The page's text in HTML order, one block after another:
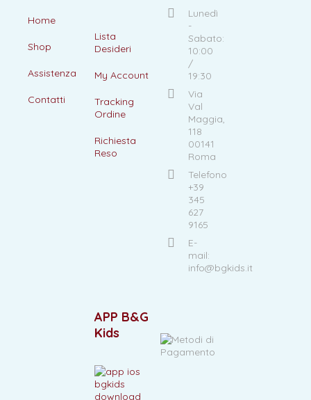
Home
Shop
Assistenza
Contatti
Lista
Desideri
My Account
Tracking
Ordine
Richiesta
Reso
Lunedì
-
Sabato:
10:00
/
19:30
Via
Val
Maggia,
118
00141
Roma
Telefono
+39
345
627
9165
E-
mail:
info@bgkids.it
APP B&G
Kids